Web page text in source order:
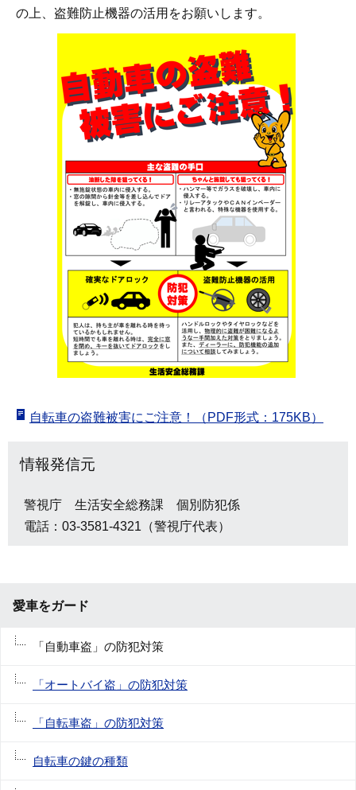
の上、盗難防止機器の活用をお願いします。
自転車の盗難被害にご注意！（PDF形式：175KB）
情報発信元
警視庁 生活安全総務課 個別防犯係
電話：03-3581-4321（警視庁代表）
愛車をガード
「自動車盗」の防犯対策
「オートバイ盗」の防犯対策
「自転車盗」の防犯対策
自転車の鍵の種類